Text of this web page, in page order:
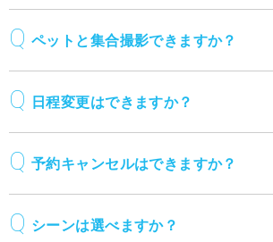
ペットと集合撮影できますか？
日程変更はできますか？
予約キャンセルはできますか？
シーンは選べますか？